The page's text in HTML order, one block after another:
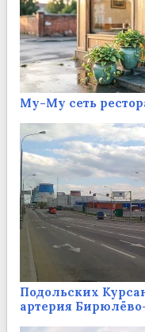
Му-Му сеть
Подольских
артерия